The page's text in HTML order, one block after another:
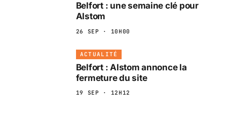
Belfort : une semaine clé pour
Alstom
26 SEP · 10H00
ACTUALITÉ
Belfort : Alstom annonce la
fermeture du site
19 SEP · 12H12